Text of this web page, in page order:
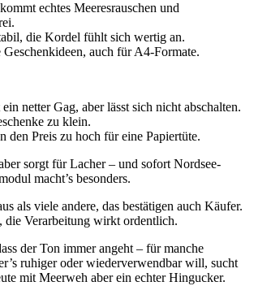
echtes Meeresrauschen und
die Kordel fühlt sich wertig an.
Geschenkideen, auch für A4-Formate.
netter Gag, aber lässt sich nicht abschalten.
zu klein.
den Preis zu hoch für eine Papiertüte.
sorgt für Lacher – und sofort Nordsee-
macht’s besonders.
als viele andere, das bestätigen auch Käufer.
die Verarbeitung wirkt ordentlich.
der Ton immer angeht – für manche
ruhiger oder wiederverwendbar will, sucht
mit Meerweh aber ein echter Hingucker.